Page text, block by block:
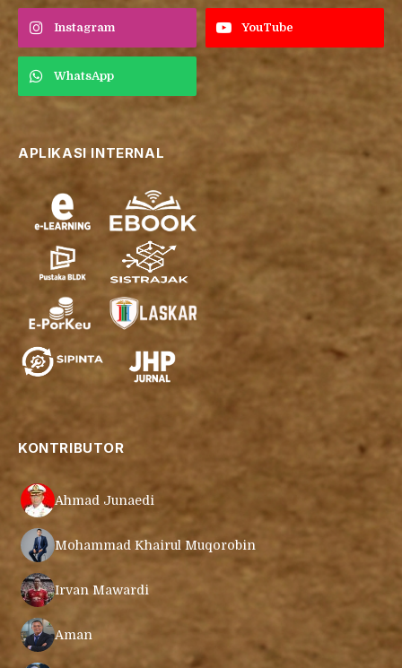
Instagram YouTube
WhatsApp
APLIKASI INTERNAL
KONTRIBUTOR
Ahmad Junaedi
Mohammad Khairul Muqorobin
Irvan Mawardi
Aman